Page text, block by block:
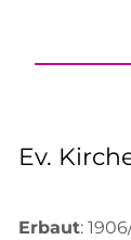
Ev.
Erbaut: